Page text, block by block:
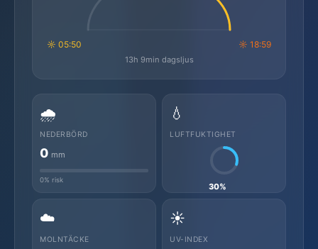
☼ 05:50 ☼ 18:59
13h 9min dagsljus
🌧️
NEDERBÖRD
0 mm
0% risk
💧
LUFTFUKTIGHET
30%
☁️
MOLNTÄCKE
☀️
UV-INDEX